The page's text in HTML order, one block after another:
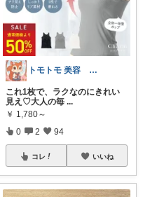
トモトモ 美容 食品 子育てルーム
これ1枚で、ラクなのにきれい
見え♡大人の毎 ...
￥ 1,780～
0 2 94
コレ いいね